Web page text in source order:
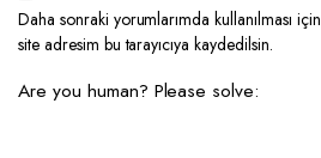
Daha sonraki yorumlarımda kullanılması
site adresim bu tarayıcıya kaydedilsin.
Are you human? Please solve: